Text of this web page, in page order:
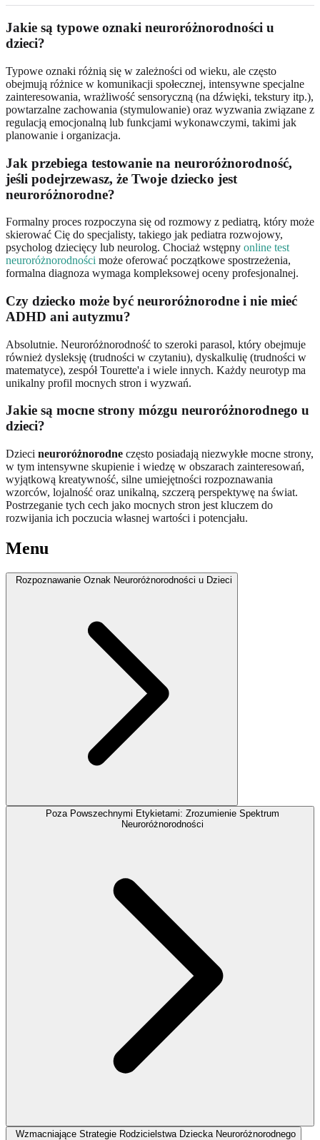
Jakie są typowe oznaki neuroróżnorodności u
dzieci?
Typowe oznaki różnią się w zależności od wieku, ale często
obejmują różnice w komunikacji społecznej, intensywne specjalne
zainteresowania, wrażliwość sensoryczną (na dźwięki, tekstury itp.),
powtarzalne zachowania (stymulowanie) oraz wyzwania związane z
regulacją emocjonalną lub funkcjami wykonawczymi, takimi jak
planowanie i organizacja.
Jak przebiega testowanie na neuroróżnorodność,
jeśli podejrzewasz, że Twoje dziecko jest
neuroróżnorodne?
Formalny proces rozpoczyna się od rozmowy z pediatrą, który może
skierować Cię do specjalisty, takiego jak pediatra rozwojowy,
psycholog dziecięcy lub neurolog. Chociaż wstępny online test
neuroróżnorodności może oferować początkowe spostrzeżenia,
formalna diagnoza wymaga kompleksowej oceny profesjonalnej.
Czy dziecko może być neuroróżnorodne i nie mieć
ADHD ani autyzmu?
Absolutnie. Neuroróżnorodność to szeroki parasol, który obejmuje
również dysleksję (trudności w czytaniu), dyskalkulię (trudności w
matematyce), zespół Tourette'a i wiele innych. Każdy neurotyp ma
unikalny profil mocnych stron i wyzwań.
Jakie są mocne strony mózgu neuroróżnorodnego u
dzieci?
Dzieci neuroróżnorodne często posiadają niezwykłe mocne strony,
w tym intensywne skupienie i wiedzę w obszarach zainteresowań,
wyjątkową kreatywność, silne umiejętności rozpoznawania
wzorców, lojalność oraz unikalną, szczerą perspektywę na świat.
Postrzeganie tych cech jako mocnych stron jest kluczem do
rozwijania ich poczucia własnej wartości i potencjału.
Menu
Rozpoznawanie Oznak Neuroróżnorodności u Dzieci
Poza Powszechnymi Etykietami: Zrozumienie Spektrum
Neuroróżnorodności
Wzmacniające Strategie Rodzicielstwa Dziecka Neuroróżnorodnego